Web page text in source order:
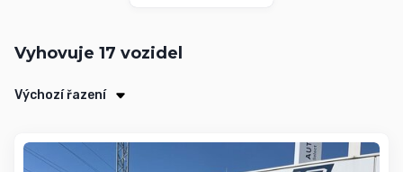
Vyhovuje 17 vozidel
Výchozí řazení